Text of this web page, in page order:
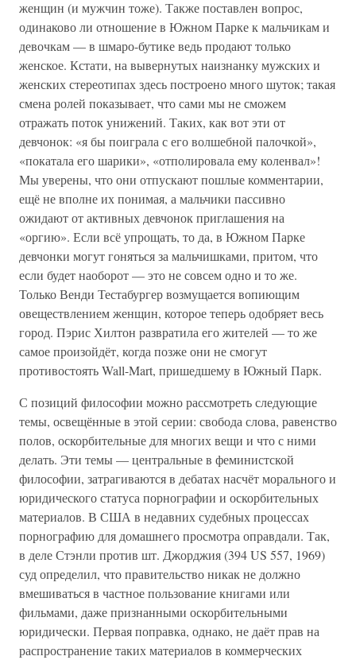
женщин (и мужчин тоже). Также поставлен вопрос,
одинаково ли отношение в Южном Парке к мальчикам и
девочкам — в шмаро-бутике ведь продают только
женское. Кстати, на вывернутых наизнанку мужских и
женских стереотипах здесь построено много шуток; такая
смена ролей показывает, что сами мы не сможем
отражать поток унижений. Таких, как вот эти от
девчонок: «я бы поиграла с его волшебной палочкой»,
«покатала его шарики», «отполировала ему коленвал»!
Мы уверены, что они отпускают пошлые комментарии,
ещё не вполне их понимая, а мальчики пассивно
ожидают от активных девчонок приглашения на
«оргию». Если всё упрощать, то да, в Южном Парке
девчонки могут гоняться за мальчишками, притом, что
если будет наоборот — это не совсем одно и то же.
Только Венди Тестабургер возмущается вопиющим
овеществлением женщин, которое теперь одобряет весь
город. Пэрис Хилтон развратила его жителей — то же
самое произойдёт, когда позже они не смогут
противостоять Wall-Mart, пришедшему в Южный Парк.
С позиций философии можно рассмотреть следующие
темы, освещённые в этой серии: свобода слова, равенство
полов, оскорбительные для многих вещи и что с ними
делать. Эти темы — центральные в феминистской
философии, затрагиваются в дебатах насчёт морального и
юридического статуса порнографии и оскорбительных
материалов. В США в недавних судебных процессах
порнографию для домашнего просмотра оправдали. Так,
в деле Стэнли против шт. Джорджия (394 US 557, 1969)
суд определил, что правительство никак не должно
вмешиваться в частное пользование книгами или
фильмами, даже признанными оскорбительными
юридически. Первая поправка, однако, не даёт прав на
распространение таких материалов в коммерческих